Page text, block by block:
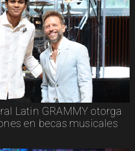
Latin GRAMMY otorga
en becas musicales